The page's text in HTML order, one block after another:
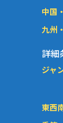
中国
九州
詳細
ジャ
東西